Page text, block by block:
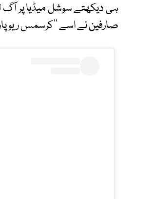
ہی دیکھتے سوشل میڈیا پر آگ
صارفین نے اسے ’’کرسمس ریو